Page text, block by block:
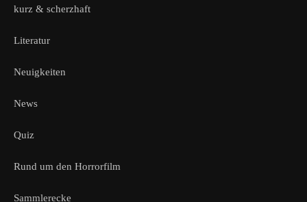
kurz & scherzhaft
Literatur
Neuigkeiten
News
Quiz
Rund um den Horrorfilm
Sammlerecke